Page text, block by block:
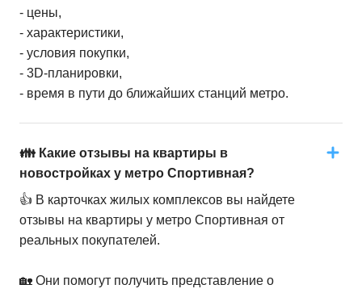
- цены,
- характеристики,
- условия покупки,
- 3D-планировки,
- время в пути до ближайших станций метро.
👪 Какие отзывы на квартиры в
новостройках у метро Спортивная?
👍 В карточках жилых комплексов вы найдете
отзывы на квартиры у метро Спортивная от
реальных покупателей.
🏡 Они помогут получить представление о